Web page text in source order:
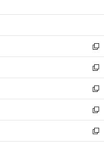
ウ
開
く
新
し
い
ウ
ィ
ン
ド
ウ
で
開
新
し
い
ウ
ィ
ン
ド
ウ
新
し
い
ウ
ィ
ン
新
し
い
新